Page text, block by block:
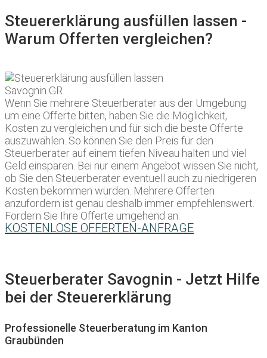
Steuererklärung ausfüllen lassen -
Warum Offerten vergleichen?
Wenn Sie mehrere Steuerberater aus der Umgebung
um eine Offerte bitten, haben Sie die Möglichkeit,
Kosten zu vergleichen und für sich die beste Offerte
auszuwählen. So können Sie den Preis für den
Steuerberater auf einem tiefen Niveau halten und viel
Geld einsparen. Bei nur einem Angebot wissen Sie nicht,
ob Sie den Steuerberater eventuell auch zu niedrigeren
Kosten bekommen würden. Mehrere Offerten
anzufordern ist genau deshalb immer empfehlenswert.
Fordern Sie Ihre Offerte umgehend an:
KOSTENLOSE OFFERTEN-ANFRAGE
Steuerberater Savognin - Jetzt Hilfe
bei der Steuererklärung
Professionelle Steuerberatung im Kanton
Graubünden